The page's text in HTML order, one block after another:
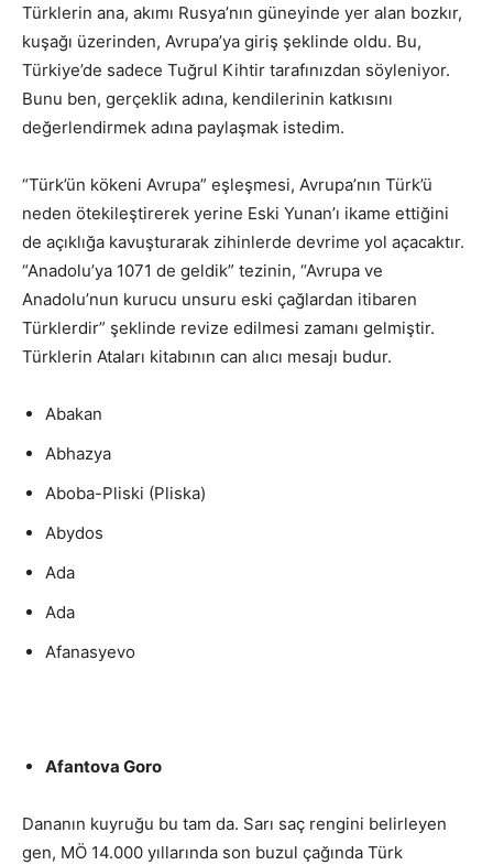
Türklerin ana, akımı Rusya’nın güneyinde yer alan bozkır,
kuşağı üzerinden, Avrupa’ya giriş şeklinde oldu. Bu,
Türkiye’de sadece Tuğrul Kihtir tarafınızdan söyleniyor.
Bunu ben, gerçeklik adına, kendilerinin katkısını
değerlendirmek adına paylaşmak istedim.
“Türk’ün kökeni Avrupa” eşleşmesi, Avrupa’nın Türk’ü
neden ötekileştirerek yerine Eski Yunan’ı ikame ettiğini
de açıklığa kavuşturarak zihinlerde devrime yol açacaktır.
“Anadolu’ya 1071 de geldik” tezinin, “Avrupa ve
Anadolu’nun kurucu unsuru eski çağlardan itibaren
Türklerdir” şeklinde revize edilmesi zamanı gelmiştir.
Türklerin Ataları kitabının can alıcı mesajı budur.
Abakan
Abhazya
Aboba-Pliski (Pliska)
Abydos
Ada
Ada
Afanasyevo
Afantova Goro
Dananın kuyruğu bu tam da. Sarı saç rengini belirleyen
gen, MÖ 14.000 yıllarında son buzul çağında Türk